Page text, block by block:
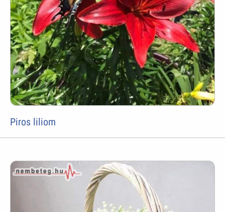
Piros liliom